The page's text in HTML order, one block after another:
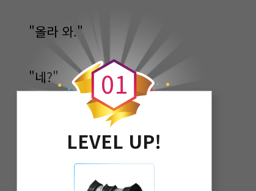
"올라 와."
"네?"
"올라오라고. 빨리."
어이가 없었다.
0
0
1
LEVEL UP!